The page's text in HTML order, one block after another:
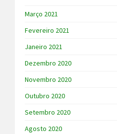
Março 2021
Fevereiro 2021
Janeiro 2021
Dezembro 2020
Novembro 2020
Outubro 2020
Setembro 2020
Agosto 2020